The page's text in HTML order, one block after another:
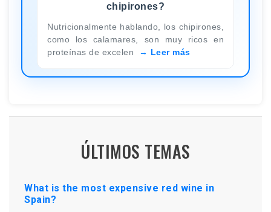
chipirones?
Nutricionalmente hablando, los chipirones,
como los calamares, son muy ricos en
proteínas de excelen
Leer más
ÚLTIMOS TEMAS
What is the most expensive red wine in
Spain?